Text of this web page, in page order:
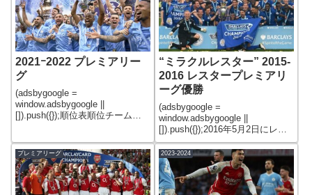
2021ｰ2022 プレミアリー
グ
(adsbygoogle =
window.adsbygoogle ||
[]).push({});順位表順位チーム勝
ヴァプール92382882683チェル
シー743821
“ミラクルレスター” 2015-
2016 レスタープレミアリ
ーグ優勝
(adsbygoogle =
window.adsbygoogle ||
[]).push({});2016年5月2日にレス
ター・シティがプレミアリーグ
優勝を果たした。のちに「ミラ
クル・レスター」と呼ばれる、
奇跡の優勝となった。優勝した
20
プレミアリーグ 2023-2024